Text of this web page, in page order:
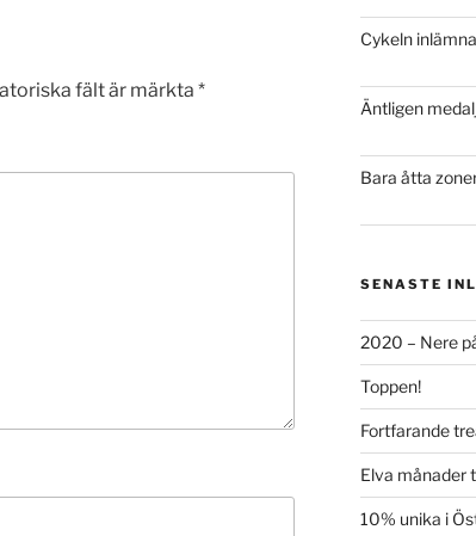
fält är märkta *
Cykeln
Äntligen
Bara åtta
SENASTE
2020 – Nere
Toppen!
Fortfarande
Elva månader
10% unika i